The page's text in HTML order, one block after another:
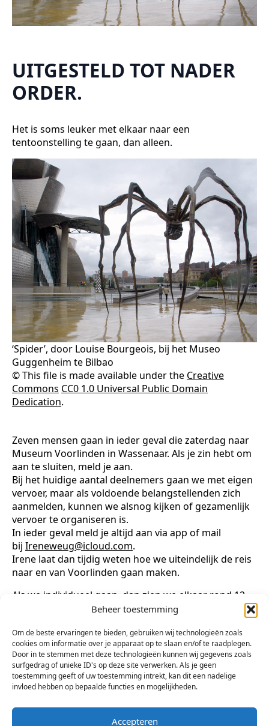
Beheer toestemming
Om de beste ervaringen te bieden, gebruiken wij technologieën zoals
cookies om informatie over je apparaat op te slaan en/of te raadplegen.
Door in te stemmen met deze technologieën kunnen wij gegevens zoals
surfgedrag of unieke ID's op deze site verwerken. Als je geen
toestemming geeft of uw toestemming intrekt, kan dit een nadelige
invloed hebben op bepaalde functies en mogelijkheden.
Accepteren
UITGESTELD TOT NADER
ORDER.
Het is soms leuker met elkaar naar een
tentoonstelling te gaan, dan alleen.
‘Spider’, door Louise Bourgeois, bij het Museo
Guggenheim te Bilbao
© This file is made available under the Creative
Commons CC0 1.0 Universal Public Domain
Dedication.
Zeven mensen gaan in ieder geval die zaterdag naar
Museum Voorlinden in Wassenaar. Als je zin hebt om
aan te sluiten, meld je aan.
Bij het huidige aantal deelnemers gaan we met eigen
vervoer, maar als voldoende belangstellenden zich
aanmelden, kunnen we alsnog kijken of gezamenlijk
vervoer te organiseren is.
In ieder geval meld je altijd aan via app of mail
bij Ireneweug@icloud.com.
Irene laat dan tijdig weten hoe we uiteindelijk de reis
naar en van Voorlinden gaan maken.
Als we individueel gaan, dan zien we elkaar rond 12
uur bij de ingang van het restaurant van museum
belangstellenden die op eigen gelegenheid komen.
De entree betaal je zelf en ons advies is omvooraf
een kaartje kopen.
Museum Voorlinden